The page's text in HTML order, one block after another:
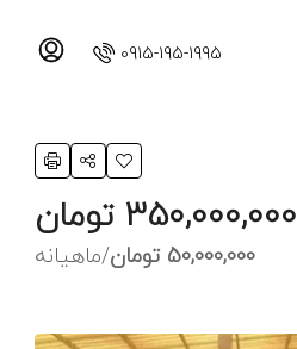
0915-195-1995
350,000,000 تومان
50,000,000 تومان /ماهیانه